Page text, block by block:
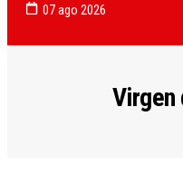
07 ago 2026
Virgen